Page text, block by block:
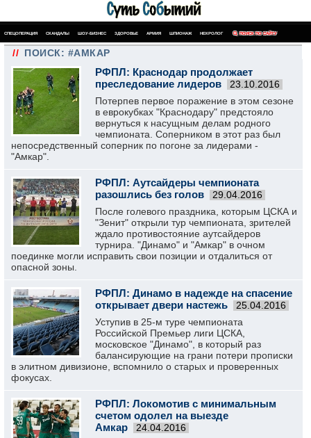
СПЕЦОПЕРАЦИЯ СКАНДАЛЫ ШОУ-БИЗНЕС ЗДОРОВЬЕ АРМИЯ ШПИОНАЖ НЕКРОЛОГ ПОИСК ПО САЙТУ
// ПОИСК: #АМКАР
РФПЛ: Краснодар продолжает
преследование лидеров
23.10.2016
Потерпев первое поражение в этом сезоне
в еврокубках "Краснодару" предстояло
вернуться к насущным делам родного
чемпионата. Соперником в этот раз был
непосредственный соперник по погоне за лидерами -
"Амкар".
РФПЛ: Аутсайдеры чемпионата
разошлись без голов
29.04.2016
После голевого праздника, которым ЦСКА и
"Зенит" открыли тур чемпионата, зрителей
ждало противостояние аутсайдеров
турнира. "Динамо" и "Амкар" в очном
поединке могли исправить свои позиции и отдалиться от
опасной зоны.
РФПЛ: Динамо в надежде на спасение
открывает двери настежь
25.04.2016
Уступив в 25-м туре чемпионата
Российской Премьер лиги ЦСКА,
московское "Динамо", в который раз
балансирующие на грани потери прописки
в элитном дивизионе, вспомнило о старых и проверенных
фокусах.
РФПЛ: Локомотив с минимальным
счетом одолел на выезде
Амкар
24.04.2016